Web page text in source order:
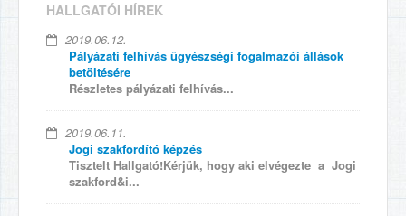
HALLGATÓI HÍREK
2019.06.12.
Pályázati felhívás ügyészségi fogalmazói állások
betöltésére
Részletes pályázati felhívás...
2019.06.11.
Jogi szakfordító képzés
Tisztelt Hallgató!Kérjük, hogy aki elvégezte a Jogi
szakford&i...